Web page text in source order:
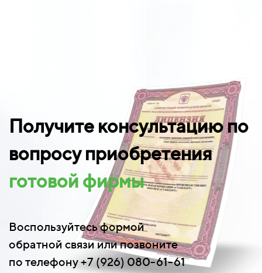
Получите консультацию по
вопросу приобретения
готовой фирмы
Воспользуйтесь формой
обратной связи или позвоните
по телефону +7 (926) 080-61-61